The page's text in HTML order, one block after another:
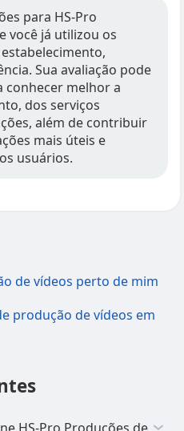
para HS-Pro
você já utilizou os
Sua avaliação pode
conhecer melhor a
dos serviços
além de contribuir
mais úteis e
usuários.
de vídeos perto de mim
produção de vídeos em